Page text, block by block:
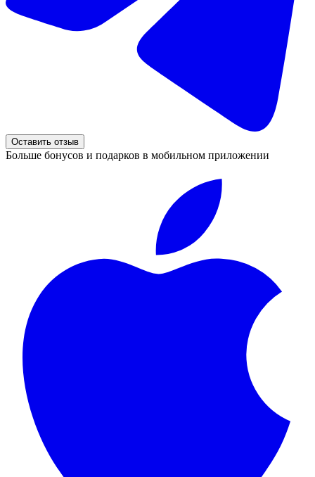
Оставить отзыв
Больше бонусов и подарков в мобильном приложении